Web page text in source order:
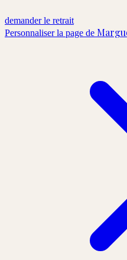
demander le retrait
Personnaliser la page de